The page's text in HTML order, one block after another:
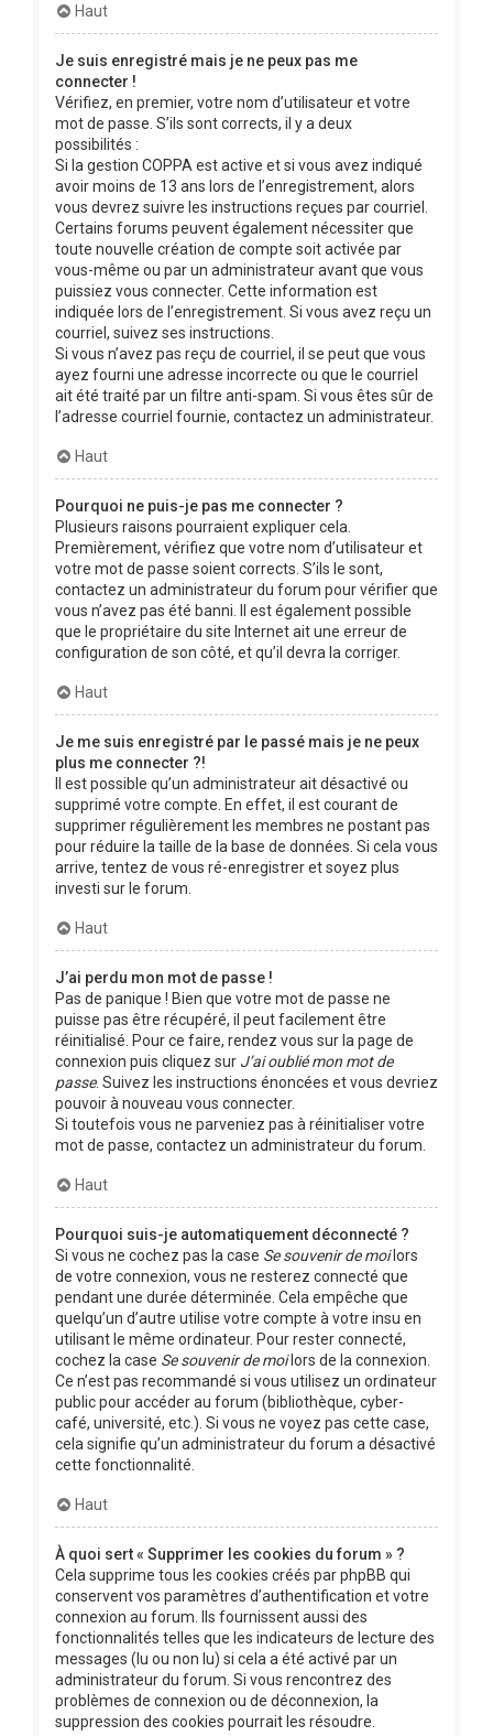
Haut
Je suis enregistré mais je ne peux pas me
connecter !
Vérifiez, en premier, votre nom d’utilisateur et votre
mot de passe. S’ils sont corrects, il y a deux
possibilités :
Si la gestion COPPA est active et si vous avez indiqué
avoir moins de 13 ans lors de l’enregistrement, alors
vous devrez suivre les instructions reçues par courriel.
Certains forums peuvent également nécessiter que
toute nouvelle création de compte soit activée par
vous-même ou par un administrateur avant que vous
puissiez vous connecter. Cette information est
indiquée lors de l’enregistrement. Si vous avez reçu un
courriel, suivez ses instructions.
Si vous n’avez pas reçu de courriel, il se peut que vous
ayez fourni une adresse incorrecte ou que le courriel
ait été traité par un filtre anti-spam. Si vous êtes sûr de
l’adresse courriel fournie, contactez un administrateur.
Haut
Pourquoi ne puis-je pas me connecter ?
Plusieurs raisons pourraient expliquer cela.
Premièrement, vérifiez que votre nom d’utilisateur et
votre mot de passe soient corrects. S’ils le sont,
contactez un administrateur du forum pour vérifier que
vous n’avez pas été banni. Il est également possible
que le propriétaire du site Internet ait une erreur de
configuration de son côté, et qu’il devra la corriger.
Haut
Je me suis enregistré par le passé mais je ne peux
plus me connecter ?!
Il est possible qu’un administrateur ait désactivé ou
supprimé votre compte. En effet, il est courant de
supprimer régulièrement les membres ne postant pas
pour réduire la taille de la base de données. Si cela vous
arrive, tentez de vous ré-enregistrer et soyez plus
investi sur le forum.
Haut
J’ai perdu mon mot de passe !
Pas de panique ! Bien que votre mot de passe ne
puisse pas être récupéré, il peut facilement être
réinitialisé. Pour ce faire, rendez vous sur la page de
connexion puis cliquez sur J’ai oublié mon mot de
passe. Suivez les instructions énoncées et vous devriez
pouvoir à nouveau vous connecter.
Si toutefois vous ne parveniez pas à réinitialiser votre
mot de passe, contactez un administrateur du forum.
Haut
Pourquoi suis-je automatiquement déconnecté ?
Si vous ne cochez pas la case Se souvenir de moilors
de votre connexion, vous ne resterez connecté que
pendant une durée déterminée. Cela empêche que
quelqu’un d’autre utilise votre compte à votre insu en
utilisant le même ordinateur. Pour rester connecté,
cochez la case Se souvenir de moilors de la connexion.
Ce n’est pas recommandé si vous utilisez un ordinateur
public pour accéder au forum (bibliothèque, cyber-
café, université, etc.). Si vous ne voyez pas cette case,
cela signifie qu’un administrateur du forum a désactivé
cette fonctionnalité.
Haut
À quoi sert « Supprimer les cookies du forum » ?
Cela supprime tous les cookies créés par phpBB qui
conservent vos paramètres d’authentification et votre
connexion au forum. Ils fournissent aussi des
fonctionnalités telles que les indicateurs de lecture des
messages (lu ou non lu) si cela a été activé par un
administrateur du forum. Si vous rencontrez des
problèmes de connexion ou de déconnexion, la
suppression des cookies pourrait les résoudre.